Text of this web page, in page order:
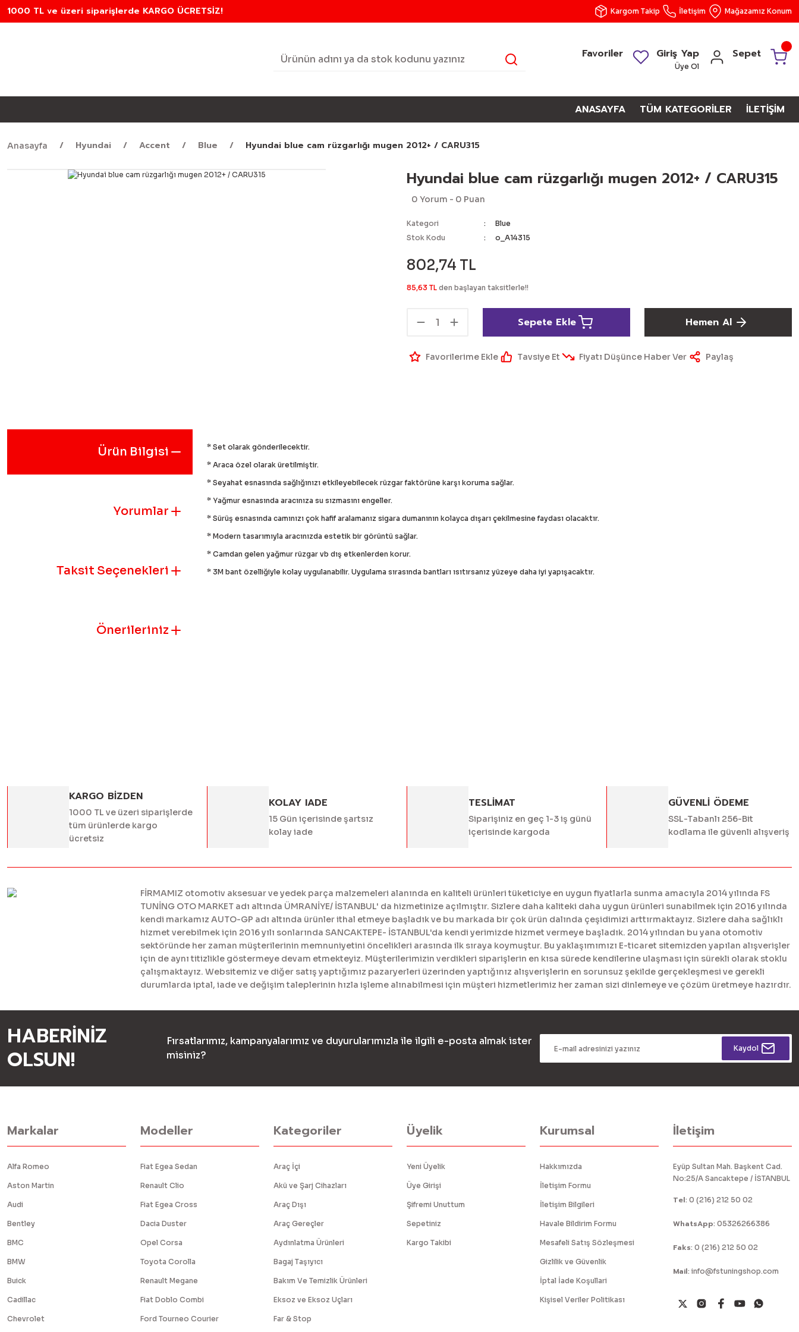
1000 TL ve üzeri siparişlerde KARGO ÜCRETSİZ! Kargom Takip İletişim Mağazamız Konum
Favoriler Giriş Yap
Üye Ol
Sepet
ANASAYFA TÜM KATEGORİLER İLETİŞİM
Anasayfa Hyundai Accent Blue Hyundai blue cam rüzgarlığı mugen 2012+ / CARU315
Hyundai blue cam rüzgarlığı mugen 2012+ / CARU315
0 Yorum - 0 Puan
Kategori
Blue
Stok Kodu
o_A14315
802,74 TL
85,63 TL den başlayan taksitlerle!!
Sepete Ekle Hemen Al
Tavsiye Et Fiyatı Düşünce Haber Ver Paylaş
Ürün Bilgisi
Yorumlar
Taksit Seçenekleri
Önerileriniz
* Set olarak gönderilecektir.
* Araca özel olarak üretilmiştir.
* Seyahat esnasında sağlığınızı etkileyebilecek rüzgar faktörüne karşı koruma sağlar.
* Yağmur esnasında aracınıza su sızmasını engeller.
* Sürüş esnasında camınızı çok hafif aralamanız sigara dumanının kolayca dışarı çekilmesine faydası olacaktır.
* Modern tasarımıyla aracınızda estetik bir görüntü sağlar.
* Camdan gelen yağmur rüzgar vb dış etkenlerden korur.
* 3M bant özelliğiyle kolay uygulanabilir. Uygulama sırasında bantları ısıtırsanız yüzeye daha iyi yapışacaktır.
Gönder
KARGO BİZDEN
1000 TL ve üzeri siparişlerde
tüm ürünlerde kargo
ücretsiz
KOLAY IADE
15 Gün içerisinde şartsız
kolay iade
TESLİMAT
Siparişiniz en geç 1-3 iş günü
içerisinde kargoda
GÜVENLİ ÖDEME
SSL-Tabanlı 256-Bit
kodlama ile güvenli alışveriş
FİRMAMIZ otomotiv aksesuar ve yedek parça malzemeleri alanında en kaliteli ürünleri tüketiciye en uygun fiyatlarla sunma amacıyla 2014 yılında FS
TUNİNG OTO MARKET adı altında ÜMRANİYE/ İSTANBUL' da hizmetinize açılmıştır. Sizlere daha kaliteki daha uygun ürünleri sunabilmek için 2016 yılında
kendi markamız AUTO-GP adı altında ürünler ithal etmeye başladık ve bu markada bir çok ürün dalında çeşidimizi arttırmaktayız. Sizlere daha sağlıklı
hizmet verebilmek için 2016 yılı sonlarında SANCAKTEPE- İSTANBUL'da kendi yerimizde hizmet vermeye başladık. 2014 yılından bu yana otomotiv
sektöründe her zaman müşterilerinin memnuniyetini öncelikleri arasında ilk sıraya koymuştur. Bu yaklaşımımızı E-ticaret sitemizden yapılan alışverişler
için de aynı titizlikle göstermeye devam etmekteyiz. Müşterilerimizin verdikleri siparişlerin en kısa sürede kendilerine ulaşması için sürekli olarak stoklu
çalışmaktayız. Websitemiz ve diğer satış yaptığımız pazaryerleri üzerinden yaptığınız alışverişlerin en sorunsuz şekilde gerçekleşmesi ve gerekli
durumlarda iptal, iade ve değişim taleplerinin hızla işleme alınabilmesi için müşteri hizmetlerimiz her zaman sizi dinlemeye ve çözüm üretmeye hazırdır.
HABERİNİZ
OLSUN!
Fırsatlarımız, kampanyalarımız ve duyurularımızla ile ilgili e-posta almak ister
misiniz?
Kaydol
Markalar
Alfa Romeo
Aston Martin
Audi
Bentley
BMC
BMW
Buick
Cadillac
Chevrolet
Modeller
Fiat Egea Sedan
Renault Clio
Fiat Egea Cross
Dacia Duster
Opel Corsa
Toyota Corolla
Renault Megane
Fiat Doblo Combi
Ford Tourneo Courier
Kategoriler
Araç İçi
Akü ve Şarj Cihazları
Araç Dışı
Araç Gereçler
Aydınlatma Ürünleri
Bagaj Taşıyıcı
Bakım Ve Temizlik Ürünleri
Eksoz ve Eksoz Uçları
Far & Stop
Üyelik
Yeni Üyelik
Üye Girişi
Şifremi Unuttum
Sepetiniz
Kargo Takibi
Kurumsal
Hakkımızda
İletişim Formu
İletişim Bilgileri
Havale Bildirim Formu
Mesafeli Satış Sözleşmesi
Gizlilik ve Güvenlik
İptal İade Koşullari
Kişisel Veriler Politikası
İletişim
Eyüp Sultan Mah. Başkent Cad.
No:25/A Sancaktepe / İSTANBUL
Tel: 0 (216) 212 50 02
WhatsApp: 05326266386
Faks: 0 (216) 212 50 02
Mail: info@fstuningshop.com